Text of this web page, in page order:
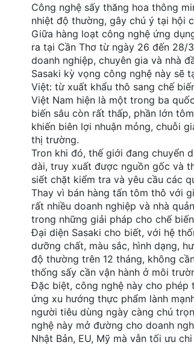
Công nghệ sấy thăng hoa thông
nhiệt độ thường, gây chú ý tại hội
Giữa hàng loạt công nghệ ứng
ra tại Cần Thơ từ ngày 26 đến 28/
doanh nghiệp, chuyên gia và nhà
Sasaki kỳ vọng công nghệ này sẽ
Việt: từ xuất khẩu thô sang chế
Việt Nam hiện là một trong ba
biến sâu còn rất thấp, phần lớn
khiến biên lợi nhuận mỏng, chuỗi
thị trường.
Tron khi đó, thế giới đang chuyển
dài, truy xuất được nguồn gốc và
siết chặt kiểm tra và yêu cầu các
Thay vì bán hàng tấn tôm thô với
rất nhiều doanh nghiệp và nhà
trong những giải pháp cho chế
Đại diện Sasaki cho biết, với hệ
dưỡng chất, màu sắc, hình dạng,
độ thường trên 12 tháng, không
thống sấy cần vận hành ở môi
Đặc biệt, công nghệ này cho phép
ứng xu hướng thực phẩm lành
người tiêu dùng ngày càng chú
nghệ này mở đường cho doanh
Nhật Bản, EU, Mỹ mà vẫn tối ưu